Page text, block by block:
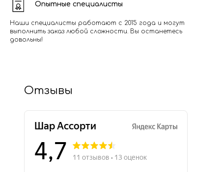
Опытные специалисты
Наши специалисты работают с 2015 года и могут
выполнить заказ любой сложности. Вы останетесь
довольны!
Отзывы